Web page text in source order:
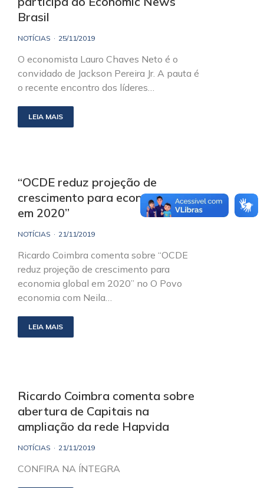
Brasil
NOTÍCIAS 25/11/2019
O economista Lauro Chaves Neto é o
convidado de Jackson Pereira Jr. A pauta é
o recente encontro dos líderes…
LEIA MAIS
“OCDE reduz projeção de
crescimento para economia global
em 2020”
NOTÍCIAS 21/11/2019
Ricardo Coimbra comenta sobre “OCDE
reduz projeção de crescimento para
economia global em 2020” no O Povo
economia com Neila…
LEIA MAIS
Ricardo Coimbra comenta sobre
abertura de Capitais na
ampliação da rede Hapvida
NOTÍCIAS 21/11/2019
CONFIRA NA ÍNTEGRA